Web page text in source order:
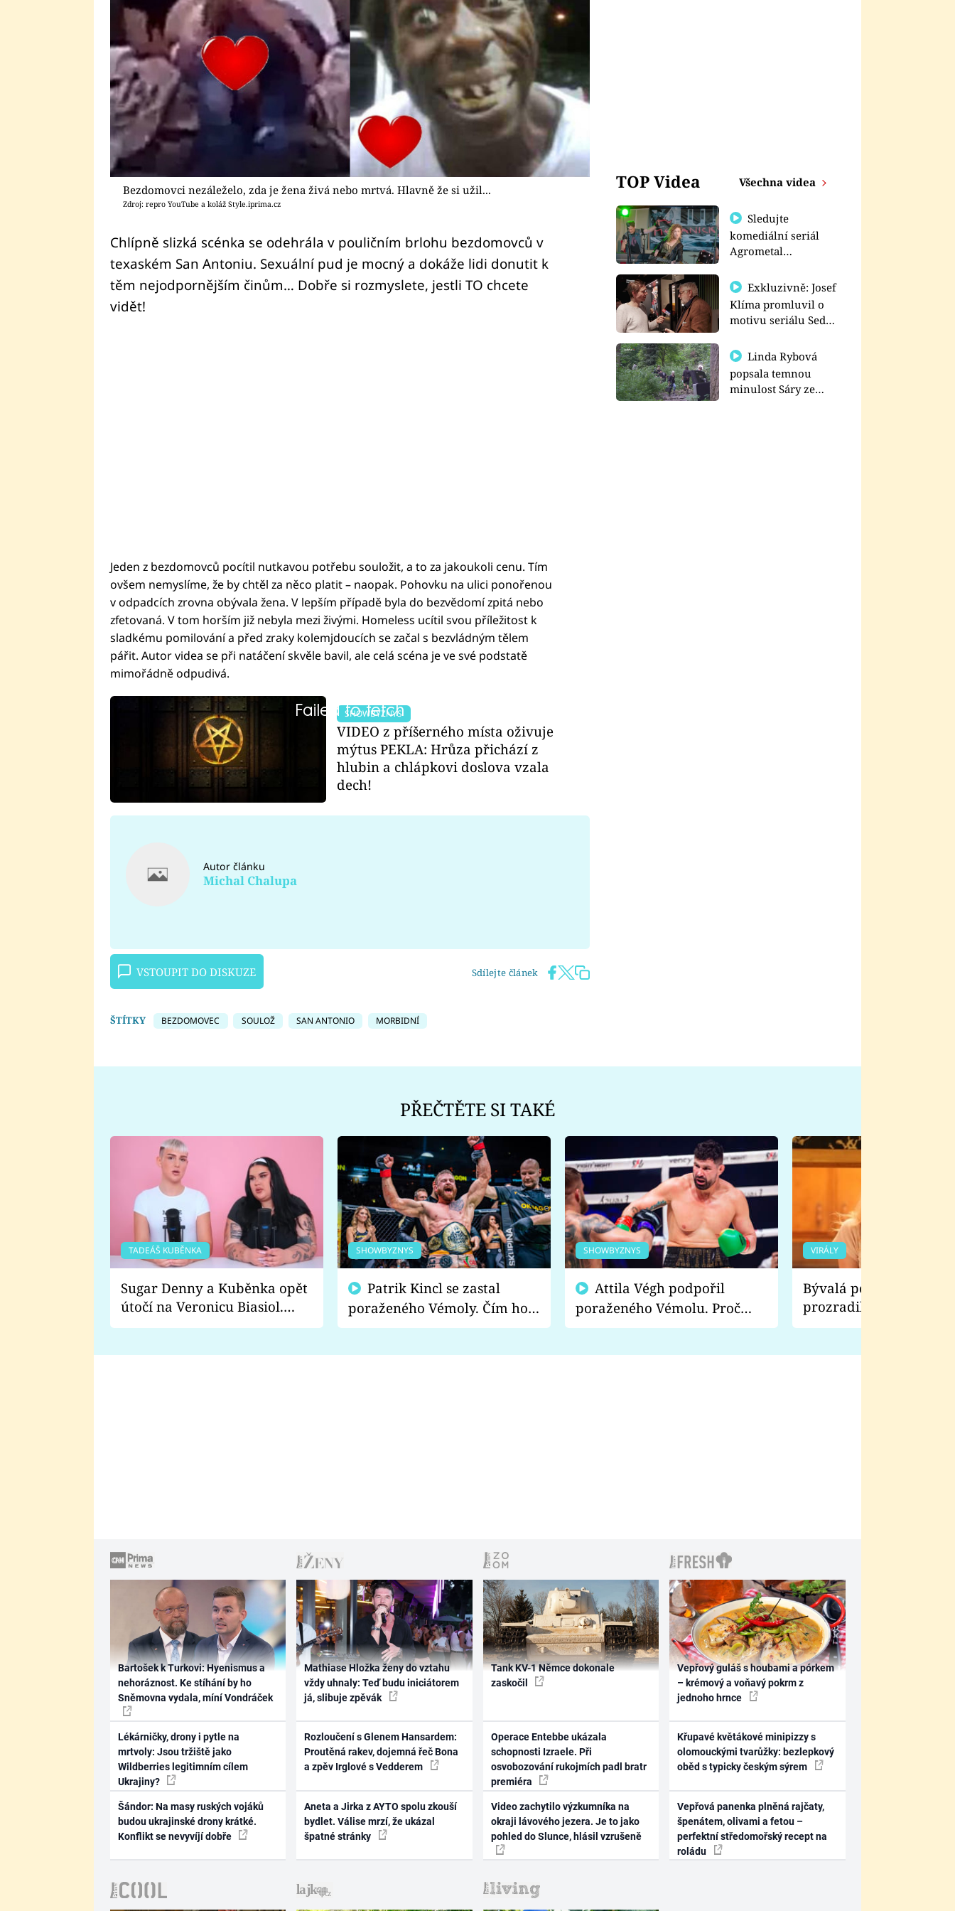
Bezdomovci nezáleželo, zda je žena živá nebo mrtvá. Hlavně že si užil...
Zdroj: repro YouTube a koláž Style.iprima.cz
Chlípně slizká scénka se odehrála v pouličním brlohu bezdomovců v
texaském San Antoniu. Sexuální pud je mocný a dokáže lidi donutit k
těm nejodpornějším činům… Dobře si rozmyslete, jestli TO chcete
vidět!
Jeden z bezdomovců pocítil nutkavou potřebu souložit, a to za jakoukoli cenu. Tím
ovšem nemyslíme, že by chtěl za něco platit – naopak. Pohovku na ulici ponořenou
v odpadcích zrovna obývala žena. V lepším případě byla do bezvědomí zpitá nebo
zfetovaná. V tom horším již nebyla mezi živými. Homeless ucítil svou příležitost k
sladkému pomilování a před zraky kolemjdoucích se začal s bezvládným tělem
pářit. Autor videa se při natáčení skvěle bavil, ale celá scéna je ve své podstatě
mimořádně odpudivá.
Failed to fetch
SHOWBYZNYS
VIDEO z příšerného místa oživuje
mýtus PEKLA: Hrůza přichází z
hlubin a chlápkovi doslova vzala
dech!
Autor článku
Michal Chalupa
VSTOUPIT DO DISKUZE Sdílejte článek
ŠTÍTKY BEZDOMOVEC SOULOŽ SAN ANTONIO MORBIDNÍ
TOP Videa Všechna videa
Sledujte
komediální seriál
Agrometal
prima+
Exkluzivně: Josef
Klíma promluvil o
motivu seriálu Sedm
Linda Rybová
popsala temnou
minulost Sáry ze
PŘEČTĚTE SI TAKÉ
TADEÁŠ KUBĚNKA
Sugar Denny a Kuběnka opět
útočí na Veronicu Biasiol.
Proč je podle nich falešná a
SHOWBYZNYS
poraženého Vémoly. Čím ho
fanoušci naštvali?
SHOWBYZNYS
poraženého Vémolu. Proč
chce raději zápasit s ním než
VIRÁLY
Bývalá pornoherečka
prozradila, co ji
natáčení Euforie.
Bartošek k Turkovi: Hyenismus a
nehoráznost. Ke stíhání by ho
Sněmovna vydala, míní Vondráček
Lékárničky, drony i pytle na
mrtvoly: Jsou tržiště jako
Wildberries legitimním cílem
Ukrajiny?
Šándor: Na masy ruských vojáků
budou ukrajinské drony krátké.
Konflikt se nevyvíjí dobře
Mathiase Hložka ženy do vztahu
vždy uhnaly: Teď budu iniciátorem
já, slibuje zpěvák
Rozloučení s Glenem Hansardem:
Proutěná rakev, dojemná řeč Bona
a zpěv Irglové s Vedderem
Aneta a Jirka z AYTO spolu zkouší
bydlet. Válise mrzí, že ukázal
špatné stránky
Tank KV-1 Němce dokonale
zaskočil
Operace Entebbe ukázala
schopnosti Izraele. Při
osvobozování rukojmích padl bratr
premiéra
Video zachytilo výzkumníka na
okraji lávového jezera. Je to jako
pohled do Slunce, hlásil vzrušeně
Vepřový guláš s houbami a pórkem
– krémový a voňavý pokrm z
jednoho hrnce
Křupavé květákové minipizzy s
olomouckými tvarůžky: bezlepkový
oběd s typicky českým sýrem
Vepřová panenka plněná rajčaty,
špenátem, olivami a fetou –
perfektní středomořský recept na
roládu